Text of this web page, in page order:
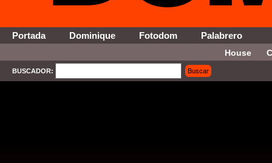
Portada Dominique Fotodom Palabrero
House
BUSCADOR:
Buscar